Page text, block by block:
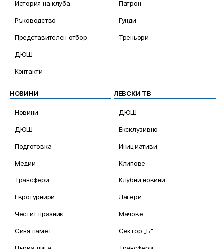
История на клуба
Ръководство
Представителен отбор
ДЮШ
Контакти
Патрон
Гунди
Треньори
НОВИНИ
Новини
ДЮШ
Подготовка
Медии
Трансфери
Евротурнири
Честит празник
Синя памет
ЛЕВСКИ ТВ
ДЮШ
Ексклузивно
Инициативи
Клипове
Клубни новини
Лагери
Мачове
Сектор „Б“